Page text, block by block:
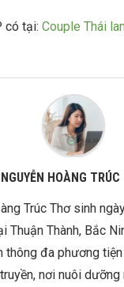
có tại: Couple Thái lan
NGUYỄN HOÀNG
Trúc Thơ sinh
Thuận Thành, Bắc
thông đa phương
nơi nuôi